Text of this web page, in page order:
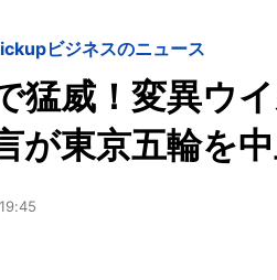
ビジネスのニュース
猛威！変異ウ
が東京五輪を